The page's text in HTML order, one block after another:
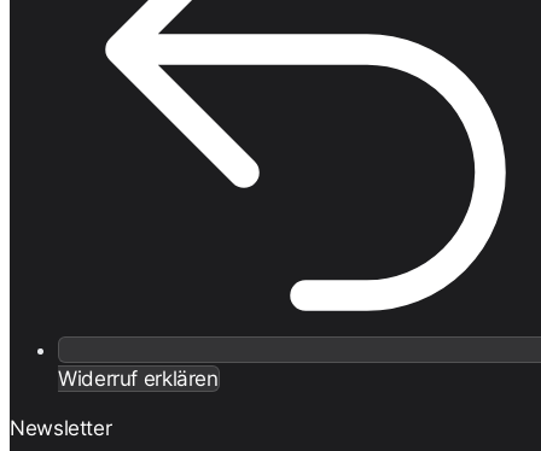
Widerruf erklären
Newsletter